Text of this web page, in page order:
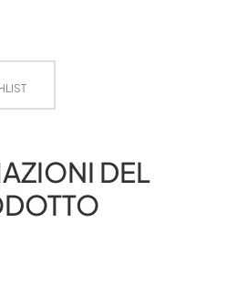
DEL